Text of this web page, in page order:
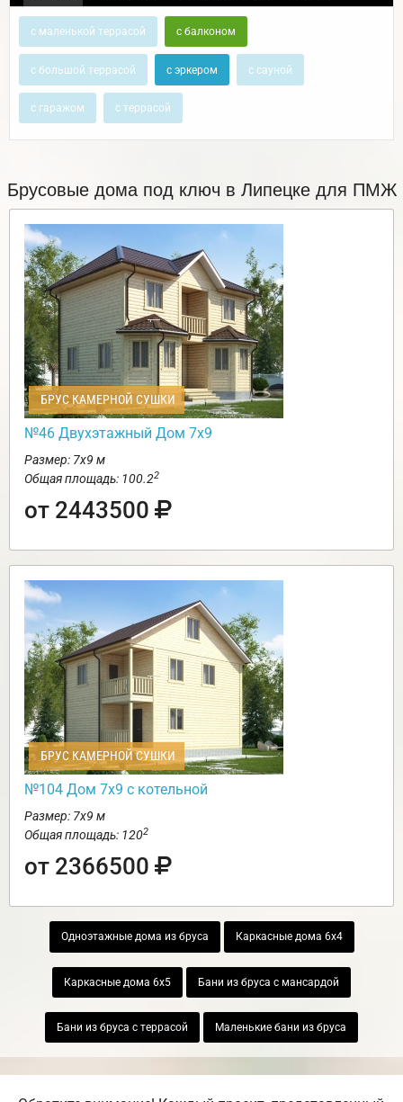
с маленькой террасой с балконом
с большой террасой с эркером с сауной
с гаражом с террасой
Брусовые дома под ключ в Липецке для ПМЖ
БРУС КАМЕРНОЙ СУШКИ
№46 Двухэтажный Дом 7х9
Размер: 7х9 м
Общая площадь: 100.22
от 2443500
БРУС КАМЕРНОЙ СУШКИ
№104 Дом 7х9 с котельной
Размер: 7х9 м
Общая площадь: 1202
от 2366500
Одноэтажные дома из бруса Каркасные дома 6х4
Каркасные дома 6х5 Бани из бруса с мансардой
Бани из бруса с террасой Маленькие бани из бруса